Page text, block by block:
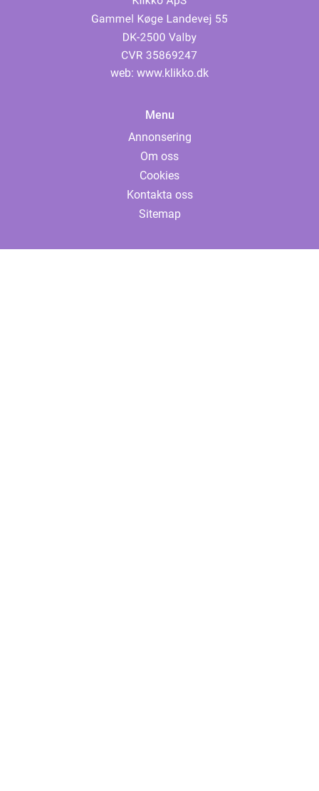
web: www.klikko.dk
Menu
Annonsering
Om oss
Cookies
Kontakta oss
Sitemap